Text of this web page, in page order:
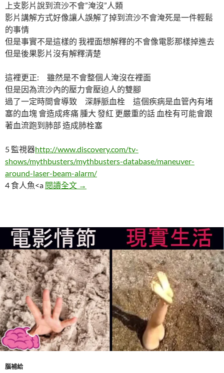
上支影片說到流沙不會”淹沒”人類
影片講解方式好像讓人誤解了掉到流沙不會淹死是一件輕鬆
的事情
但是事實不是這樣的 我裡面想解釋的不會像電影那樣掉進去
但是後果影片沒有解釋清楚
這裡更正: 雖然是不會整個人淹沒在裡面
但是因為流沙內的壓力會壓迫人的雙腳
過了一定時間會導致 深靜脈血栓 這個疾病是血管內有堵
塞的血塊 會造成疼痛 腫大 發紅 更嚴重的話 血栓有可能會跟
著血流跑到肺部 造成肺栓塞
5 監視器http://www.discovery.com/tv-
shows/mythbusters/mythbusters-database/maneuver-
around-laser-beam-alarm/
4 食人魚<a 閱讀全文 5個欺騙我們許久的電影情節迷思*更正版*
→
腦補給